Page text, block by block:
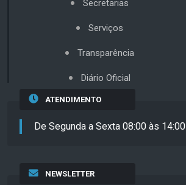
Secretarias
Serviços
Transparência
Diário Oficial
ATENDIMENTO
De Segunda a Sexta 08:00 às 14:00
NEWSLETTER